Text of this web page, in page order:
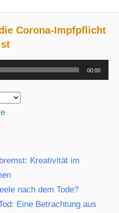
Corona-Impfpflicht
00:00
Kreativität im
nach dem Tode?
Eine Betrachtung aus